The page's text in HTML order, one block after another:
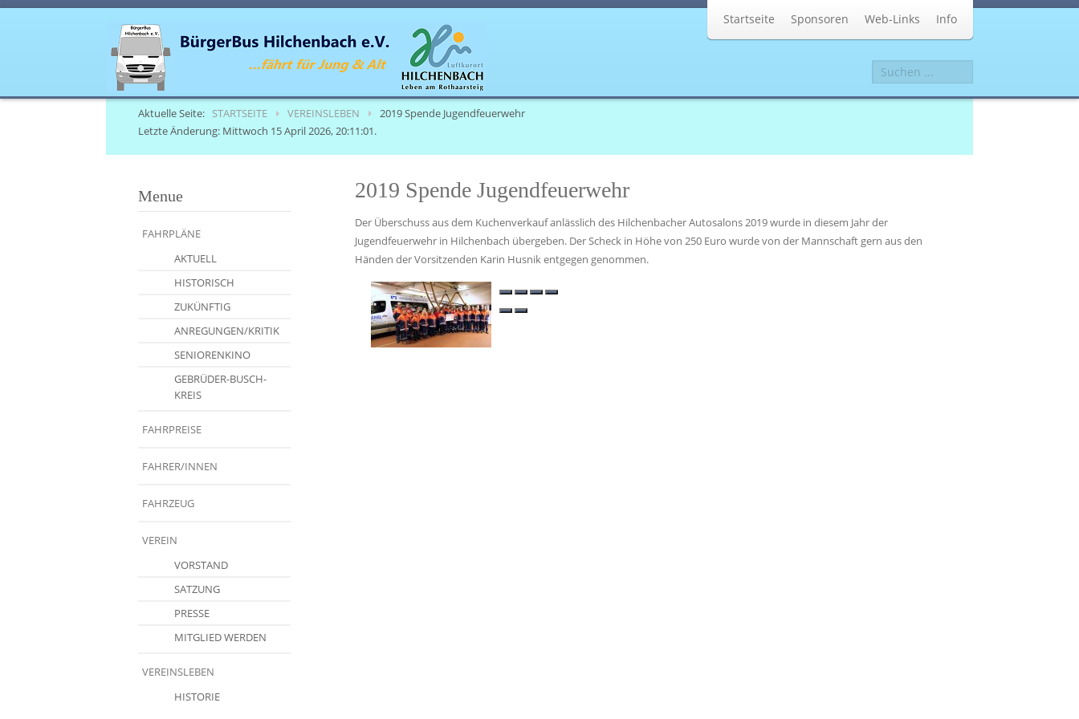
Startseite Sponsoren Web-Links Info
Suchen
...
Aktuelle Seite: STARTSEITE VEREINSLEBEN
2019 Spende Jugendfeuerwehr
Letzte Änderung: Mittwoch 15 April 2026, 20:11:01.
Menue
FAHRPLÄNE
AKTUELL
HISTORISCH
ZUKÜNFTIG
ANREGUNGEN/KRITIK
SENIORENKINO
GEBRÜDER-BUSCH-
KREIS
FAHRPREISE
FAHRER/INNEN
FAHRZEUG
VEREIN
VORSTAND
SATZUNG
PRESSE
MITGLIED WERDEN
VEREINSLEBEN
HISTORIE
2019 Spende Jugendfeuerwehr
Der Überschuss aus dem Kuchenverkauf anlässlich des Hilchenbacher Autosalons 2019 wurde in diesem Jahr der
Jugendfeuerwehr in Hilchenbach übergeben. Der Scheck in Höhe von 250 Euro wurde von der Mannschaft gern aus den
Händen der Vorsitzenden Karin Husnik entgegen genommen.